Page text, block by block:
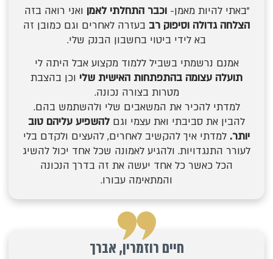
"באתי להיות מאמן-וכבר התחלתי לאמן ואני רואה בזה
הצלחה גדולה וסיפוק רב בעזרה לאחרים וגם כמובן זה
בא לידי ביטוי בחשבון הבנק שלי.
אמנם נרשמתי בשביל ללמוד מקצוע אבל היתה לי
תועלה עצומה בהתפתחות האישית שלי וכן בהצבת
מטרות בצורה נכונה.
למדתי להכיר את המשאבים שלי ולהשתמש בהם.
להבין את סביבתי ואת עצמי וגם להשפיע עליהם טוב
יותר. למדתי איך להקשיב לאחרים, להעצים ולקדם בלי
לעורר התנגדויות. ולהגיע לאמונה שכל אחד יכול להשיג
הכל כאשר כל אחד יעשה את זה בדרך הנכונה
והמתאימה עבורו.
חיים רוזמרין, אברך